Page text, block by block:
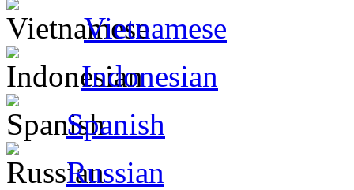
Vietnamese
Indonesian
Spanish
Russian